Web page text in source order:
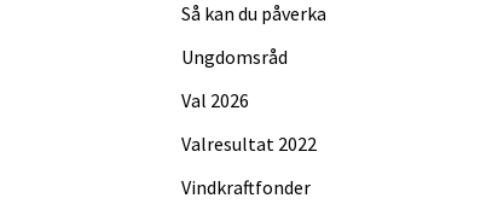
Så kan du påverka
Ungdomsråd
Val 2026
Valresultat 2022
Vindkraftfonder